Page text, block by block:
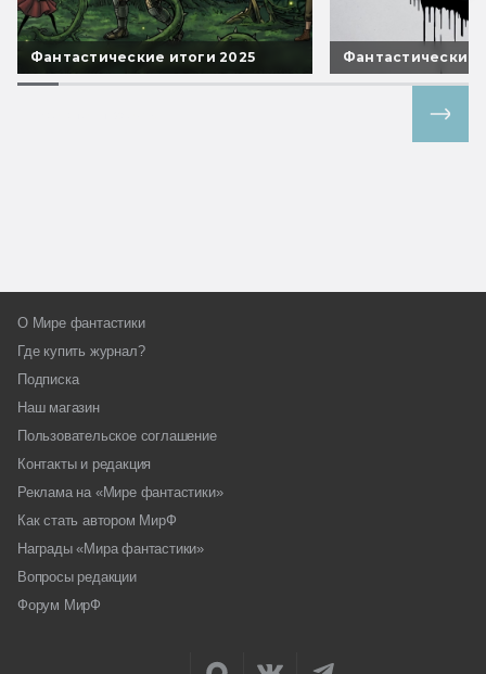
Фантастические итоги 2025 Фантастические
О Мире фантастики
Где купить журнал?
Подписка
Наш магазин
Пользовательское соглашение
Контакты и редакция
Реклама на «Мире фантастики»
Как стать автором МирФ
Награды «Мира фантастики»
Вопросы редакции
Форум МирФ